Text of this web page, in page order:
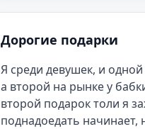
Дорогие подарки
Я среди девушек, и
а второй на рынке у
второй подарок толи я
поднадоедать